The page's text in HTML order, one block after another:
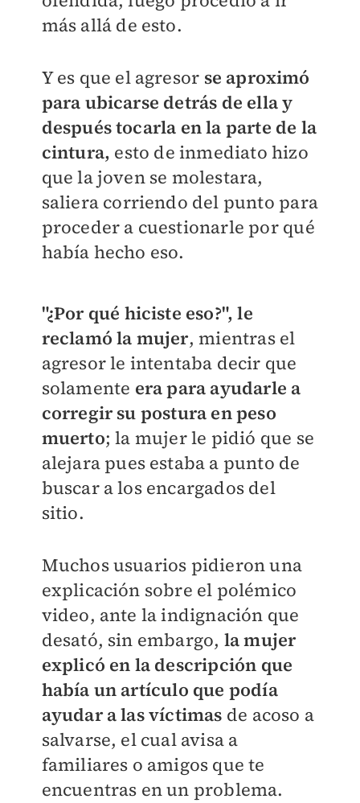
más allá de esto.
Y es que el agresor se aproximó
para ubicarse detrás de ella y
después tocarla en la parte de la
cintura, esto de inmediato hizo
que la joven se molestara,
saliera corriendo del punto para
proceder a cuestionarle por qué
había hecho eso.
"¿Por qué hiciste eso?", le
reclamó la mujer, mientras el
agresor le intentaba decir que
solamente erapara ayudarle a
corregir su postura en peso
muerto; la mujer le pidió que se
alejara pues estaba a punto de
buscar a los encargados del
sitio.
Muchos usuarios pidieron una
explicación sobre el polémico
video, ante la indignación que
desató, sin embargo, la mujer
explicó en la descripción que
había un artículo que podía
ayudar a las víctimas de acoso a
salvarse, el cual avisa a
familiares o amigos que te
encuentras en un problema.